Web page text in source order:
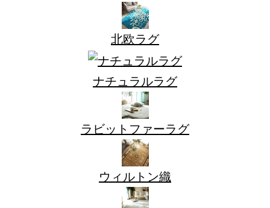
北欧ラグ
ナチュラルラグ
ラビットファーラグ
ウィルトン織